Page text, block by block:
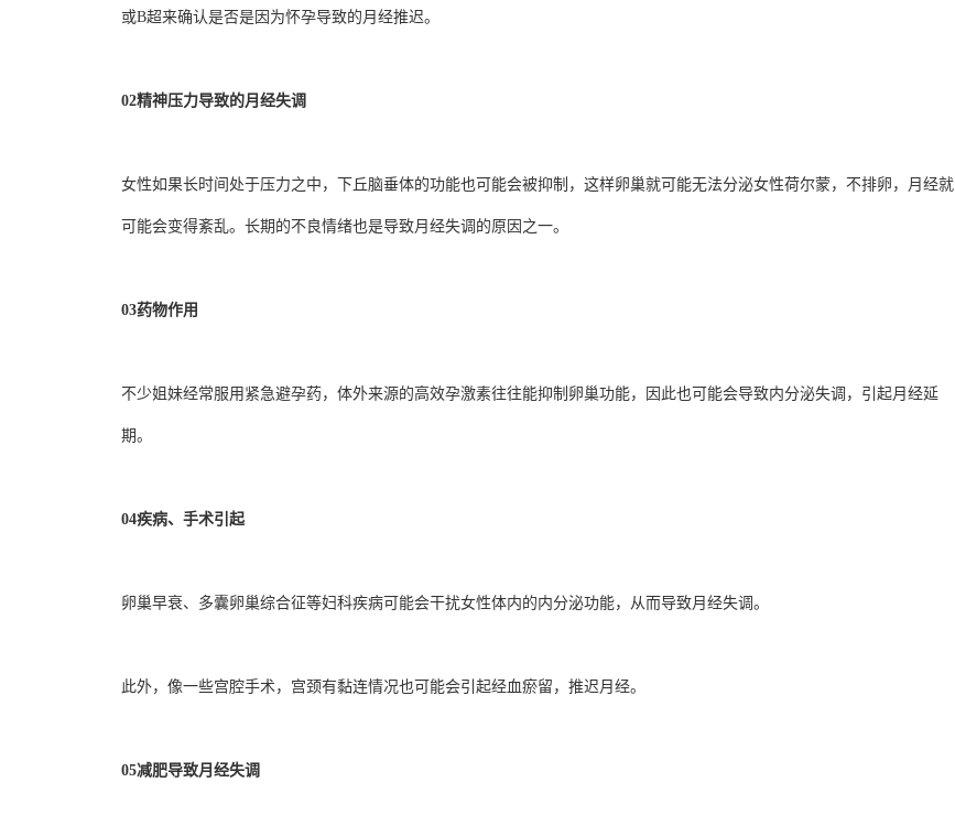
或B超来确认是否是因为怀孕导致的月经推迟。
02精神压力导致的月经失调
女性如果长时间处于压力之中，下丘脑垂体的功能也可能会被抑制，这样卵巢就可能无法分泌女性荷尔蒙，不排卵，月经就
可能会变得紊乱。长期的不良情绪也是导致月经失调的原因之一。
03药物作用
不少姐妹经常服用紧急避孕药，体外来源的高效孕激素往往能抑制卵巢功能，因此也可能会导致内分泌失调，引起月经延
期。
04疾病、手术引起
卵巢早衰、多囊卵巢综合征等妇科疾病可能会干扰女性体内的内分泌功能，从而导致月经失调。
此外，像一些宫腔手术，宫颈有黏连情况也可能会引起经血瘀留，推迟月经。
05减肥导致月经失调